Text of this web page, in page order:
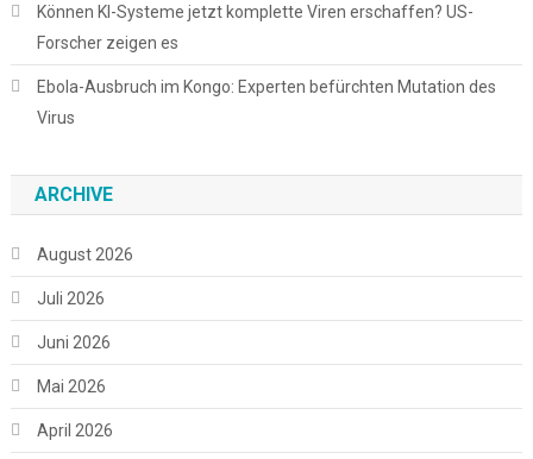
Können KI-Systeme jetzt komplette Viren erschaffen? US-
Forscher zeigen es
Ebola-Ausbruch im Kongo: Experten befürchten Mutation des
Virus
ARCHIVE
August 2026
Juli 2026
Juni 2026
Mai 2026
April 2026